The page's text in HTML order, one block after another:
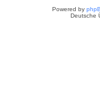
Powered by
Deutsche